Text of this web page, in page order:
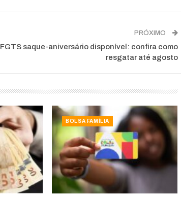
PRÓXIMO
FGTS saque-aniversário disponível: confira como
resgatar até agosto
BOLSA FAMÍLIA